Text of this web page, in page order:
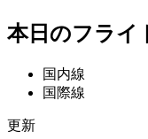
本日のフライ
国内線
国際線
更新